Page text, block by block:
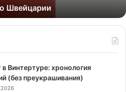
Швейцарии
в Винтертуре: хронология
(без преукрашивания)